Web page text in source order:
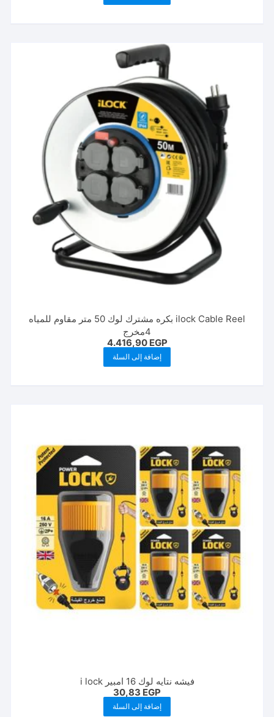
ilock Cable Reel بكره مشترك لوك 50 متر مقاوم للمياه
4مخرج
4.416,90 EGP
إضافة إلى السلة
فيشه نتايه لوك 16 امبير i lock
30,83 EGP
إضافة إلى السلة